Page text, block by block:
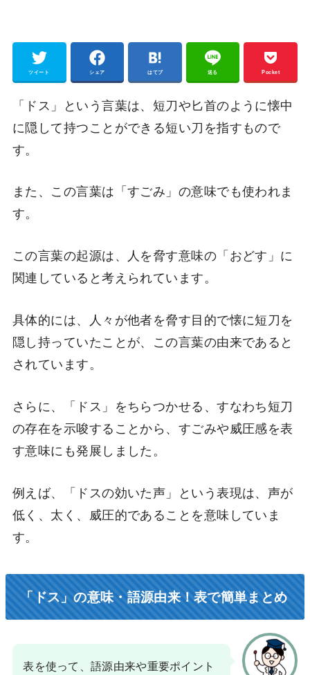
ツイート シェア はてブ 送る Pocket
「ドス」という言葉は、短刀や匕首のように懐中
に隠して持つことができる短い刀を指すもので
す。
また、この言葉は「すごみ」の意味でも使われま
す。
この言葉の起源は、人を脅す意味の「おどす」に
関連していると考えられています。
具体的には、人々が他者を脅す目的で懐に短刀を
隠し持っていたことが、この言葉の由来であると
されています。
さらに、「ドス」をちらつかせる、すなわち短刀
の存在を示唆することから、すごみや威圧感を表
す意味にも発展しました。
例えば、「ドスの効いた声」という表現は、声が
低く、太く、威圧的であることを意味していま
す。
「ドス」の意味・語源由来！表で簡単まとめ
表を使って、語源由来や重要ポイント